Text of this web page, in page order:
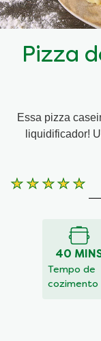
Pizza
Essa pizza
liquidificador!
A
liquidificador
40
Tempo de
cozimento